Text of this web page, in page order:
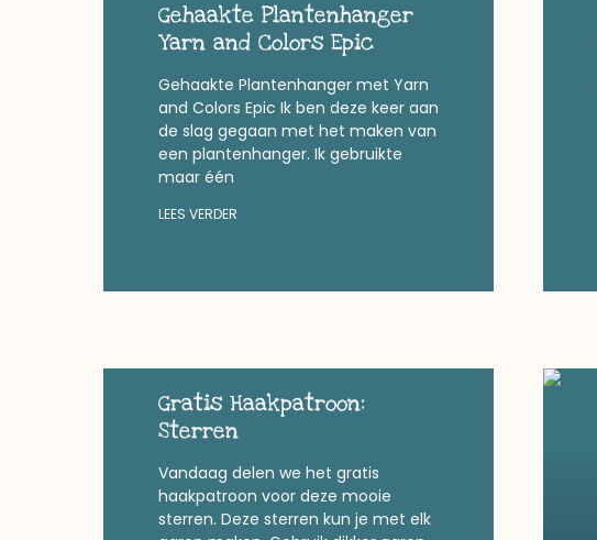
Gehaakte Plantenhanger
Yarn and Colors Epic
Gehaakte Plantenhanger met Yarn
and Colors Epic Ik ben deze keer aan
de slag gegaan met het maken van
een plantenhanger. Ik gebruikte
maar één
LEES VERDER
Gratis Haakpatroon:
Sterren
Vandaag delen we het gratis
haakpatroon voor deze mooie
sterren. Deze sterren kun je met elk